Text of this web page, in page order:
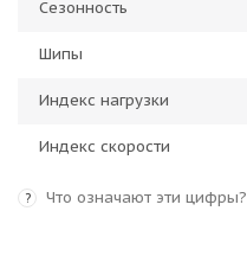
Сезонность
Шипы
Индекс нагрузки
Индекс скорости
? Что означают эти цифры?